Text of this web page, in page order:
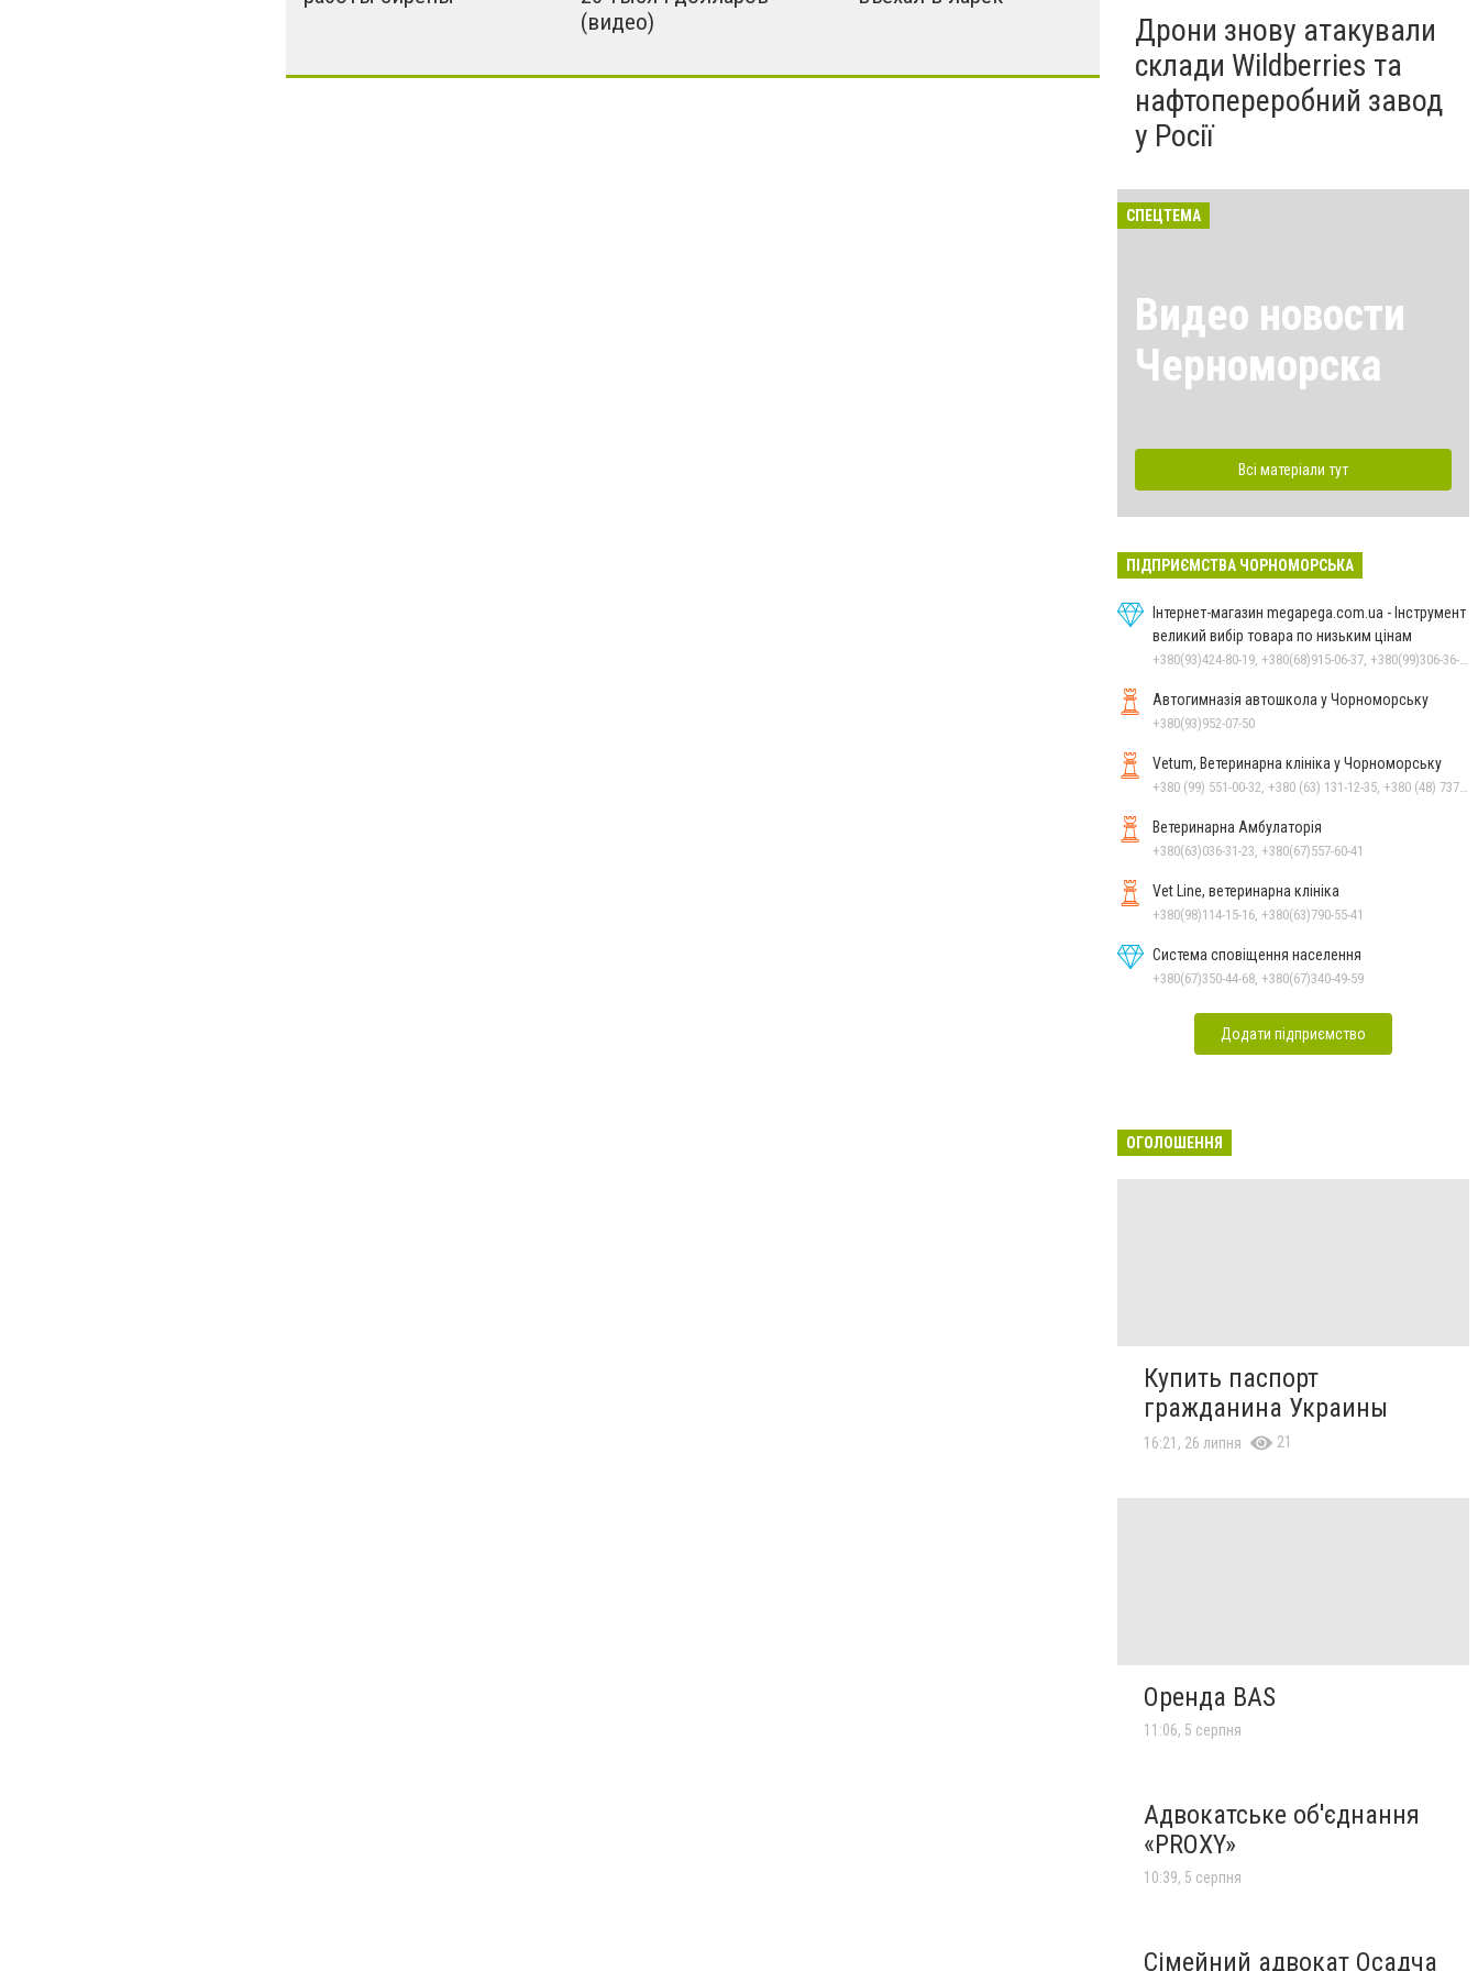
(видео)
Дрони знову атакували
склади Wildberries та
нафтопереробний завод
у Росії
СПЕЦТЕМА
Видео новости
Черноморска
Всі матеріали тут
ПІДПРИЄМСТВА ЧОРНОМОРСЬКА
Інтернет-магазин megapega.com.ua - Інструмент
великий вибір товара по низьким цінам
Автогимназія автошкола у Чорноморську
+380(93)952-07-50
Vetum, Ветеринарна клініка у Чорноморську
Ветеринарна Амбулаторія
+380(63)036-31-23, +380(67)557-60-41
Vet Line, ветеринарна клініка
+380(98)114-15-16, +380(63)790-55-41
Система сповіщення населення
+380(67)350-44-68, +380(67)340-49-59
Додати підприємство
ОГОЛОШЕННЯ
Купить паспорт
гражданина Украины
16:21, 26 липня 21
Оренда BAS
11:06, 5 серпня
Адвокатське об'єднання
«PROXY»
10:39, 5 серпня
Сімейний адвокат Осадча